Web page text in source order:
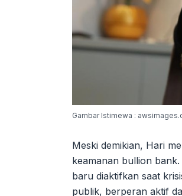
Gambar Istimewa :
Meski demikian, Hari
keamanan bullion
baru diaktifkan saat
publik, berperan aktif